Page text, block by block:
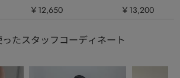
￥12,650
￥13,200
たスタッフコーディネート